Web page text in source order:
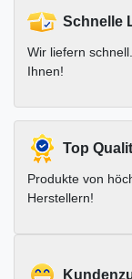
Schnelle
Wir liefern
Ihnen!
Top
Produkte von
Herstellern!